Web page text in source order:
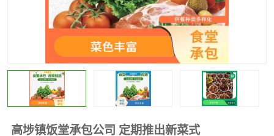
高埗镇饭堂承包公司 定期推出新菜式